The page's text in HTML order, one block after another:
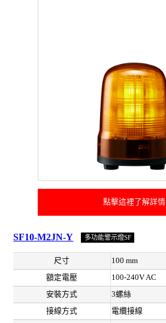
點擊這裡了解詳情
SF10-M2JN-Y 多功能警示燈SF
尺寸
100 mm
額定電壓
100-240V AC
安裝方式
3螺絲
接線方式
電纜接線